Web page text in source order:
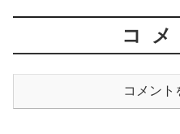
コ
コメント